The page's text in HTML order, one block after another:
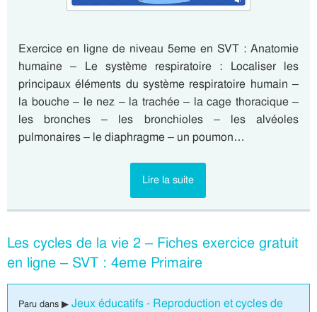
Exercice en ligne de niveau 5eme en SVT : Anatomie
humaine – Le système respiratoire : Localiser les
principaux éléments du système respiratoire humain –
la bouche – le nez – la trachée – la cage thoracique –
les bronches – les bronchioles – les alvéoles
pulmonaires – le diaphragme – un poumon…
Lire la suite
Les cycles de la vie 2 – Fiches exercice gratuit
en ligne – SVT : 4eme Primaire
Paru dans ▶ Jeux éducatifs - Reproduction et cycles de